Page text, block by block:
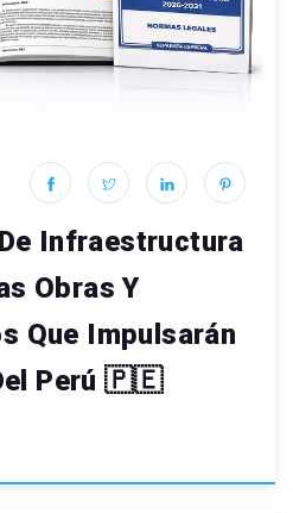
Infraestructura
Obras Y
Que Impulsarán
Perú 🇵🇪